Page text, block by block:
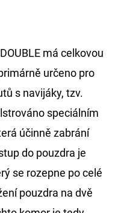
má celkovou
určeno pro
s navijáky, tzv.
speciálním
účinně zabrání
do pouzdra je
se rozepne po celé
pouzdra na dvě